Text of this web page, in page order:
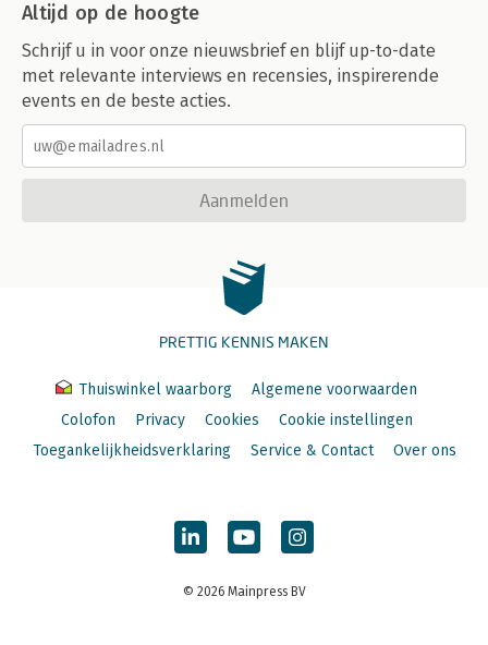
Altijd op de hoogte
Schrijf u in voor onze nieuwsbrief en blijf up-to-date
met relevante interviews en recensies, inspirerende
events en de beste acties.
Aanmelden
PRETTIG KENNIS MAKEN
Thuiswinkel waarborg
Algemene voorwaarden
Colofon
Privacy Cookies
Cookie instellingen
Toegankelijkheidsverklaring
Service & Contact Over ons
© 2026 Mainpress BV